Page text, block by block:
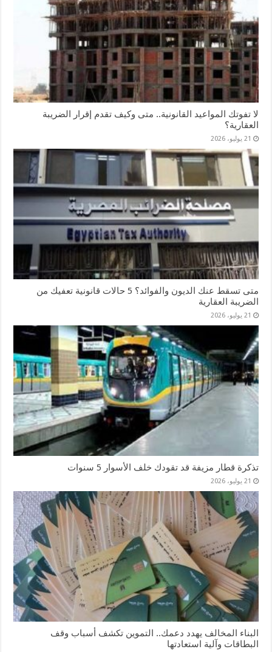
لا تفوتك المواعيد القانونية.. متى وكيف تقدم إقرار الضريبة
العقارية؟
21 يوليو، 2026
متى تسقط عنك الديون والفوائد؟ 5 حالات قانونية تعفيك من
الضريبة العقارية
21 يوليو، 2026
تذكرة قطار مزيفة قد تقودك خلف الأسوار 5 سنوات
21 يوليو، 2026
البناء المخالف يهدد دعمك.. التموين تكشف أسباب وقف
البطاقات وآلية استعادتها